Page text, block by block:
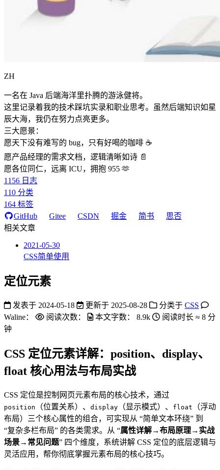
ZH
一名在 Java 后端海洋里扑腾的游泳健将。
这里记录着我的技术踩坑实录和职业思考。虽然后端知识如星
辰大海，我仍在努力点亮更多。
三大愿景：
愿天下没有难写的 bug，只有好喝的咖啡 ☕️
愿产品经理的需求文档，逻辑清晰如诗 📄
愿各位同仁，远离 ICU，拥抱 955 🫶
1156 日志
110 分类
164 标签
GitHub
Gitee CSDN 掘金 简书
思否
相关文章
2021-05-30
CSS简单使用
定位元素
发表于 2024-05-18 更新于 2025-08-28 分类于 CSS
Waline：
阅读次数： 本文字数： 8.9k 阅读时长 ≈ 8 分
钟
CSS 定位元素详解：position、display、
float 核心用法与布局实战
CSS 定位是控制网页元素布局的核心技术，通过
position （位置关系）、 display （显示模式）、 float
（浮动
布局）三个核心属性的组合，可实现从 “简单文本环绕” 到
“复杂多栏布局” 的各类需求。从 “属性详解→布局原理→实战
场景→常见问题” 四个维度，系统讲解 CSS 定位的底层逻辑与
灵活应用，帮你彻底掌握元素布局的核心技巧。